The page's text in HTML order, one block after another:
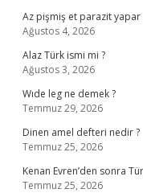
Az pişmiş et parazit yapar
Ağustos 4, 2026
Alaz Türk ismi mi ?
Ağustos 3, 2026
Wıde leg ne demek ?
Temmuz 29, 2026
Dinen amel defteri nedir ?
Temmuz 25, 2026
Kenan Evren’den sonra
Temmuz 25, 2026